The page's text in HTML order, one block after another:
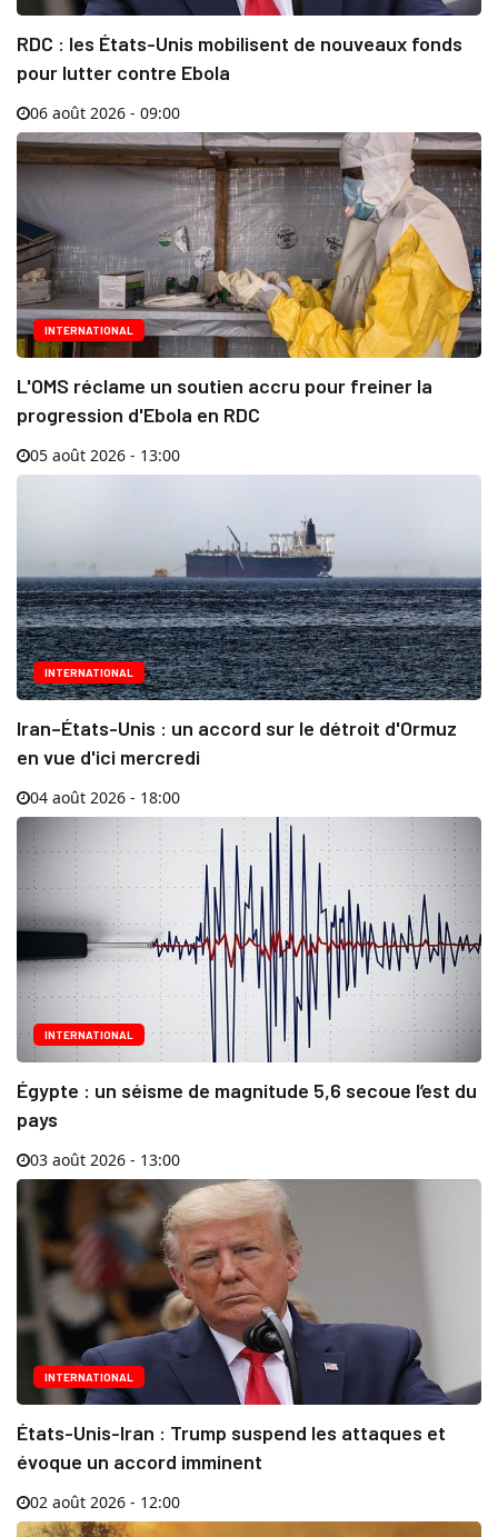
RDC : les États-Unis mobilisent de nouveaux fonds
pour lutter contre Ebola
06 août 2026 - 09:00
INTERNATIONAL
L'OMS réclame un soutien accru pour freiner la
progression d'Ebola en RDC
05 août 2026 - 13:00
INTERNATIONAL
Iran–États-Unis : un accord sur le détroit d'Ormuz
en vue d'ici mercredi
04 août 2026 - 18:00
INTERNATIONAL
Égypte : un séisme de magnitude 5,6 secoue l’est du
pays
03 août 2026 - 13:00
INTERNATIONAL
États-Unis-Iran : Trump suspend les attaques et
évoque un accord imminent
02 août 2026 - 12:00